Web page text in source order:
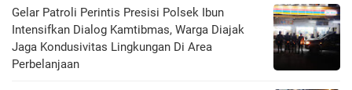
Gelar Patroli Perintis Presisi Polsek Ibun
Intensifkan Dialog Kamtibmas, Warga Diajak
Jaga Kondusivitas Lingkungan Di Area
Perbelanjaan